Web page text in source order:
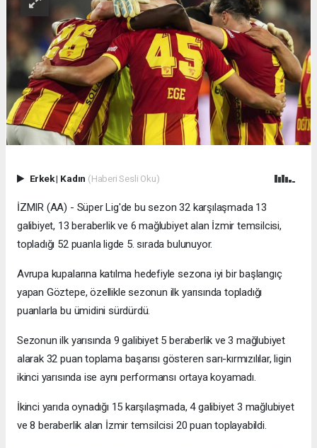
Erkek| Kadın (Haberi Sesli Oku)
İZMIR (AA) - Süper Lig'de bu sezon 32 karşılaşmada 13
galibiyet, 13 beraberlik ve 6 mağlubiyet alan İzmir temsilcisi,
topladığı 52 puanla ligde 5. sırada bulunuyor.
Avrupa kupalarına katılma hedefiyle sezona iyi bir başlangıç
yapan Göztepe, özellikle sezonun ilk yarısında topladığı
puanlarla bu ümidini sürdürdü.
Sezonun ilk yarısında 9 galibiyet 5 beraberlik ve 3 mağlubiyet
alarak 32 puan toplama başarısı gösteren sarı-kırmızılılar, ligin
ikinci yarısında ise aynı performansı ortaya koyamadı.
İkinci yarıda oynadığı 15 karşılaşmada, 4 galibiyet 3 mağlubiyet
ve 8 beraberlik alan İzmir temsilcisi 20 puan toplayabildi.